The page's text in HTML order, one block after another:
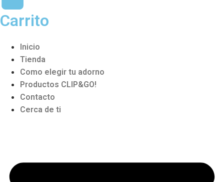
Carrito
Inicio
Tienda
Como elegir tu adorno
Productos CLIP&GO!
Contacto
Cerca de ti